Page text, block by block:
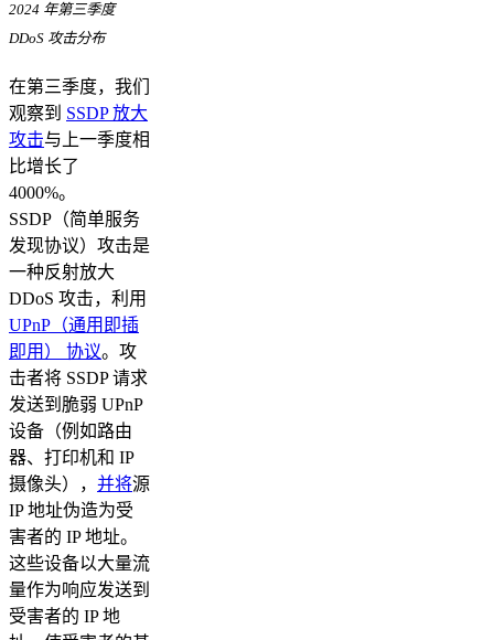
2024 年第三季度
DDoS 攻击分布
在第三季度，我们
观察到 SSDP 放大
攻击与上一季度相
比增长了
4000%。
SSDP（简单服务
发现协议）攻击是
一种反射放大
DDoS 攻击，利用
UPnP（通用即插
即用） 协议。攻
击者将 SSDP 请求
发送到脆弱 UPnP
设备（例如路由
器、打印机和 IP
摄像头）， 并将源
IP 地址伪造为受
害者的 IP 地址。
这些设备以大量流
量作为响应发送到
受害者的 IP 地